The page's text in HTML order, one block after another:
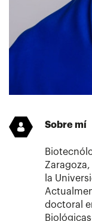
Sobre mí
la
doctoral